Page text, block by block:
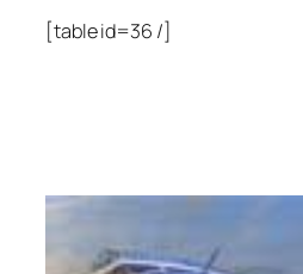
[table id=36 /]